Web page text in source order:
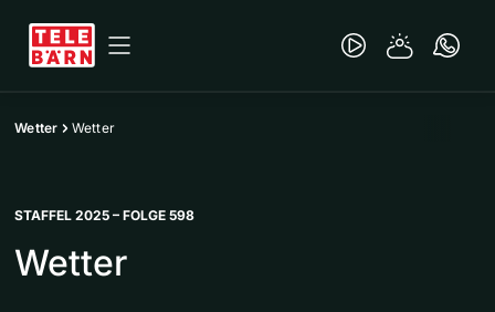
Wetter Wetter
STAFFEL 2025 – FOLGE 598
Wetter